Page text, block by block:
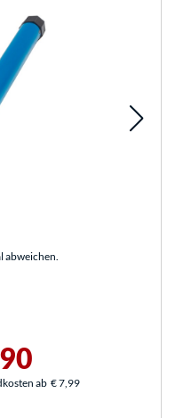
abweichen.
ab € 7,99